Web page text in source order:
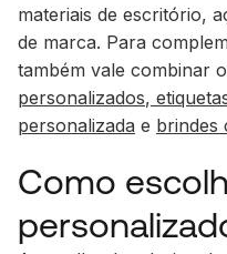
materiais de escritório,
de marca. Para
também vale combinar
personalizados,
personalizada e brindes
Como